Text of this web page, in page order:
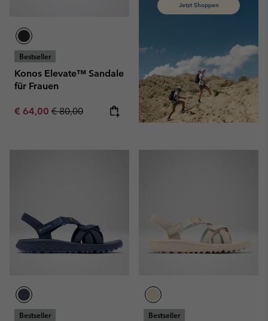
Bestseller
Konos Elevate™ Sandale
für Frauen
Sale price:
€ 64,00 Regular price:
€ 80,00
Jetzt Shoppen
Bestseller Bestseller